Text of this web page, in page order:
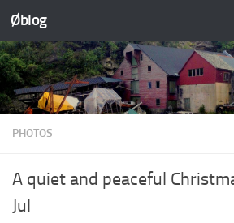
Skip to content
Øblog
PHOTOS
A quiet and peaceful
Jul